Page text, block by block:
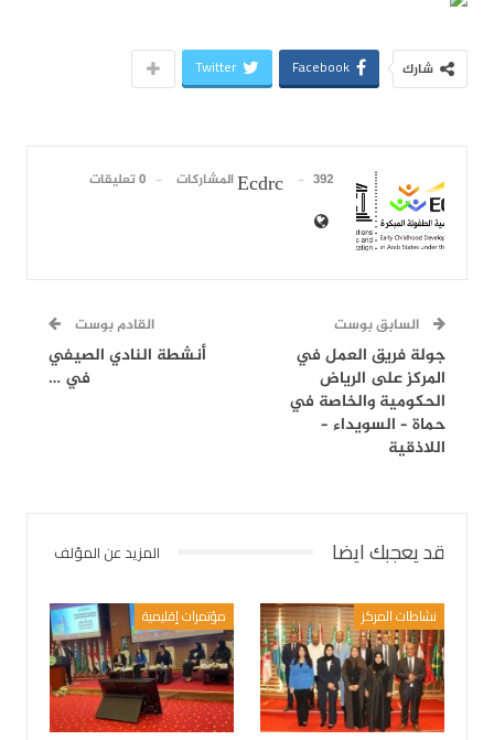
شارك Facebook
Twitter
Ecdrc 392 المشاركات 0 تعليقات
السابق بوست
جولة فريق العمل في
المركز على الرياض
الحكومية والخاصة في
حماة – السويداء –
اللاذقية
القادم بوست
أنشطة النادي الصيفي
في …
قد يعجبك ايضا المزيد عن المؤلف
نشاطات المركز مؤتمرات إقليمية